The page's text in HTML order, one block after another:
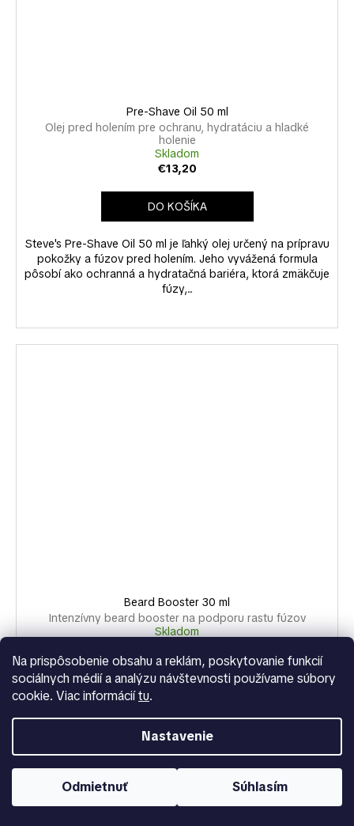
Na prispôsobenie obsahu a reklám, poskytovanie funkcií
sociálnych médií a analýzu návštevnosti používame súbory
cookie. Viac informáciítu.
Nastavenie
Odmietnuť Súhlasím
Pre-Shave Oil 50 ml
Olej pred holením pre ochranu, hydratáciu a hladké
holenie
Skladom
€13,20
DO KOŠÍKA
Steve's Pre-Shave Oil 50 ml je ľahký olej určený na prípravu
pokožky a fúzov pred holením. Jeho vyvážená formula
pôsobí ako ochranná a hydratačná bariéra, ktorá zmäkčuje
fúzy,...
Beard Booster 30 ml
Intenzívny beard booster na podporu rastu fúzov
Skladom
DO KOŠÍKA
Steve's Beard Growth Treatment 30 ml je